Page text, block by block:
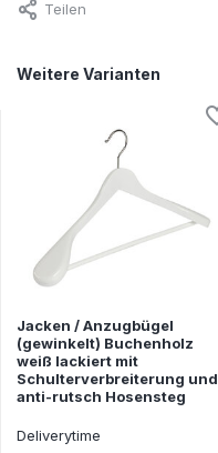
Teilen
Weitere Varianten
Jacken / Anzugbügel
(gewinkelt) Buchenholz
weiß lackiert mit
Schulterverbreiterung und
anti-rutsch Hosensteg
Deliverytime